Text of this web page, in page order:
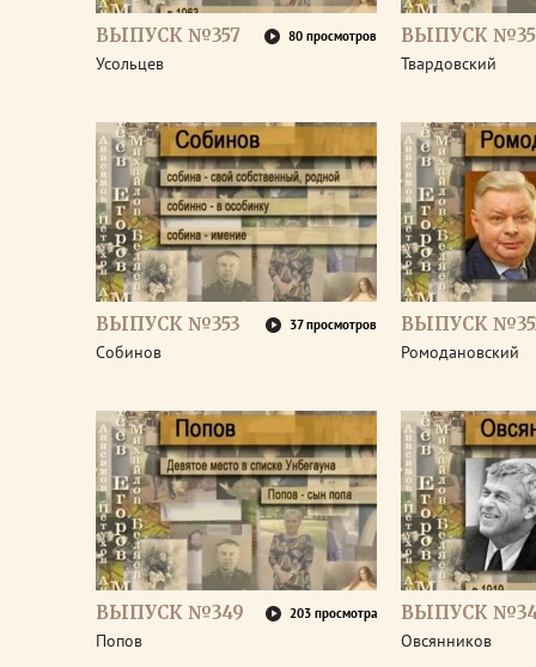
ВЫПУСК №357 80 просмотров
Усольцев
ВЫПУСК
Твардовский
ВЫПУСК №353 37 просмотров
Собинов
ВЫПУСК
Ромодановский
ВЫПУСК №349 203 просмотра
Попов
ВЫПУСК
Овсянников